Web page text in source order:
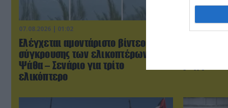
07.08.2026 | 01:02
Ελέγχεται αμοντάριστο βίντεο της
σύγκρουσης των ελικοπτέρων στην
Ψάθα – Σενάριο για τρίτο
ελικόπτερο
07.08.2026 |